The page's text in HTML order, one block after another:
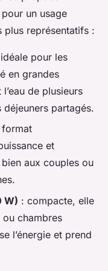
un usage
plus représentatifs :
pour les
en grandes
de plusieurs
partagés.
format
et
aux couples ou
W) : compacte, elle
ou chambres
l’énergie et prend